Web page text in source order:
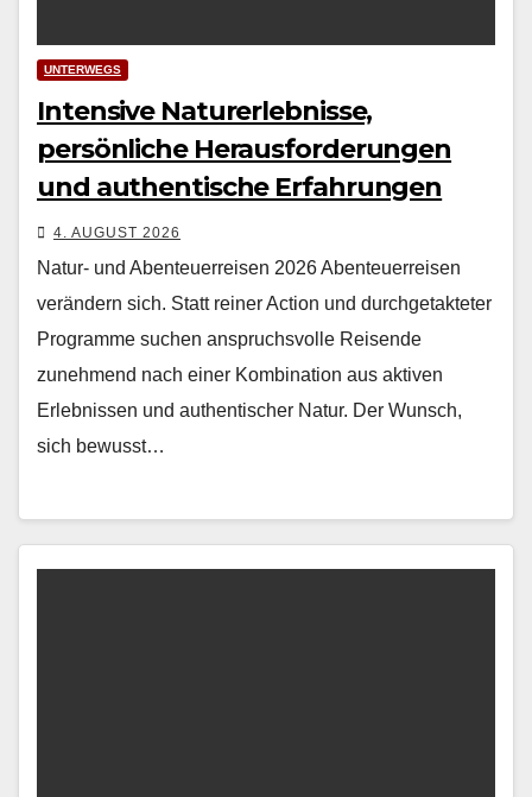
UNTERWEGS
Intensive Naturerlebnisse,
persönliche Herausforderungen
und authentische Erfahrungen
4. AUGUST 2026
Natur- und Abenteuerreisen 2026 Aben­teuer­reisen
verän­dern sich. Statt rein­er Action und durchge­tak­teter
Pro­gramme suchen anspruchsvolle Reisende
zunehmend nach ein­er Kom­bi­na­tion aus aktiv­en
Erleb­nis­sen und authen­tis­ch­er Natur. Der Wun­sch,
sich bewusst…